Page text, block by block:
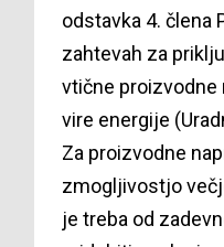
odstavka 4. člena
zahtevah za
vtične proizvodne
vire energije
Za proizvodne
zmogljivostjo
je treba od